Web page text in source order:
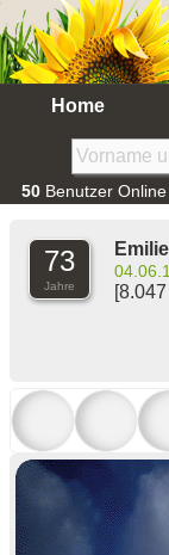
Home
50 Benutzer Online
73
Jahre